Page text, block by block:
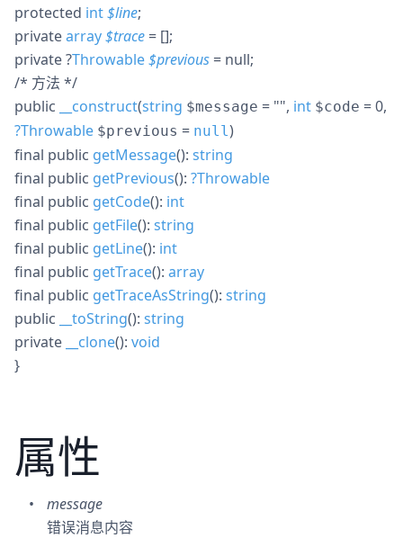
protected int$line;
privatearray$trace = [];
private?Throwable$previous = null;
/* 方法 */
public
__construct(string $message = "", int $code = 0,
?Throwable $previous = null)
final public getMessage(): string
final public getPrevious(): ?Throwable
final public getCode(): int
final public getFile(): string
final public getLine(): int
final public getTrace(): array
final public getTraceAsString(): string
public
__toString(): string
private
__clone(): void
}
属性
message
错误消息内容